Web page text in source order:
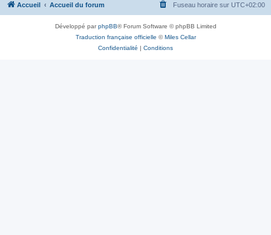
Accueil Accueil du forum Fuseau horaire sur UTC+02:00
Développé parphpBB® Forum Software © phpBB Limited
Traduction française officielle ©Miles Cellar
Confidentialité | Conditions